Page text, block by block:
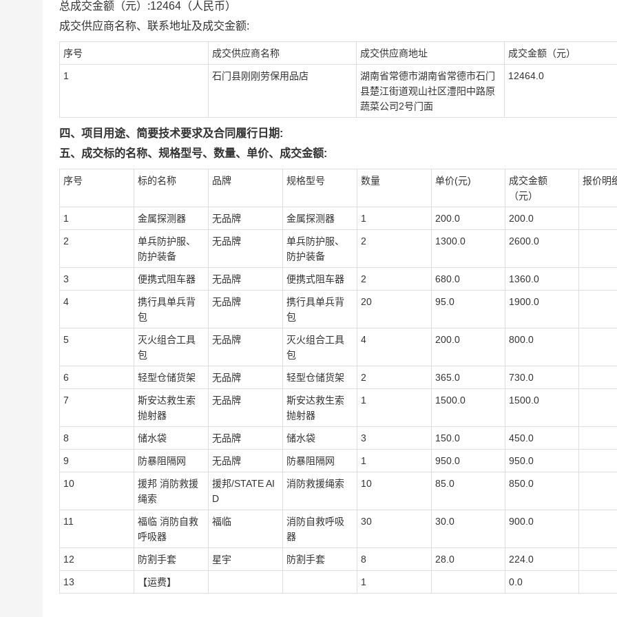
总成交金额（元）:12464 （人民币）
成交供应商名称、联系地址及成交金额:
序号 成交供应商名称 成交供应商地址 成交金额（元）
1 石门县刚刚劳保用品店
湖南省常德市湖南省常德市石门
县楚江街道观山社区澧阳中路原
蔬菜公司2号门面
12464.0
四、项目用途、简要技术要求及合同履行日期:
五、成交标的名称、规格型号、数量、单价、成交金额:
序号 标的名称 品牌 规格型号 数量 单价(元)
成交金额
（元）
报价明
1 金属探测器 无品牌 金属探测器 1 200.0 200.0
2
单兵防护服、
防护装备
无品牌
单兵防护服、
防护装备
2 1300.0 2600.0
3 便携式阻车器 无品牌 便携式阻车器 2 680.0 1360.0
4
携行具单兵背
包
无品牌
携行具单兵背
包
20 95.0 1900.0
5
灭火组合工具
包
无品牌
灭火组合工具
包
4 200.0 800.0
6 轻型仓储货架 无品牌 轻型仓储货架 2 365.0 730.0
7
斯安达救生索
抛射器
无品牌
斯安达救生索
抛射器
1 1500.0 1500.0
8 储水袋 无品牌 储水袋 3 150.0 450.0
9 防暴阻隔网 无品牌 防暴阻隔网 1 950.0 950.0
10
援邦 消防救援
绳索
援邦/STATE AI
D
消防救援绳索 10 85.0 850.0
11
福临 消防自救
呼吸器
福临
消防自救呼吸
器
30 30.0 900.0
12 防割手套 星宇 防割手套 8 28.0 224.0
13 【运费】 1 0.0